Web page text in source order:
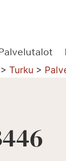
> Turku >